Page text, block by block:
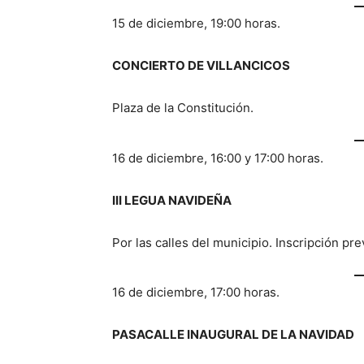
15 de diciembre, 19:00 horas.
CONCIERTO DE VILLANCICOS
Plaza de la Constitución.
16 de diciembre, 16:00 y 17:00 horas.
III LEGUA NAVIDEÑA
Por las calles del municipio. Inscripción
16 de diciembre, 17:00 horas.
PASACALLE INAUGURAL DE LA NAVIDAD